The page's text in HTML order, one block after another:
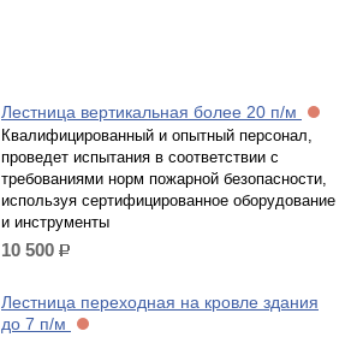
Лестница вертикальная более 20 п/м
Квалифицированный и опытный персонал,
проведет испытания в соответствии с
требованиями норм пожарной безопасности,
используя сертифицированное оборудование
и инструменты
10 500 р.
Лестница переходная на кровле здания
до 7 п/м